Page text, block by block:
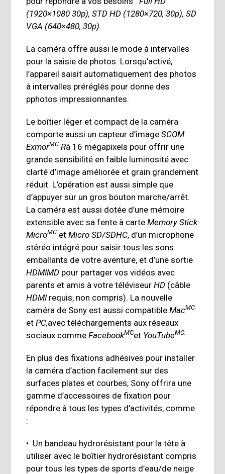
(1920×1080 30p), STD HD (1280×720, 30p), SD
VGA (640×480, 30p).
La caméra offre aussi le mode à intervalles
pour la saisie de photos. Lorsqu’activé,
l’appareil saisit automatiquement des photos
à intervalles préréglés pour donne des
pphotos impressionnantes.
Le boîtier léger et compact de la caméra
comporte aussi un capteur d’imageSCOM
ExmorMC Rà 16 mégapixels pour offrir une
grande sensibilité en faible luminosité avec
clarté d’image améliorée et grain grandement
réduit. L’opération est aussi simple que
d’appuyer sur un gros bouton marche/arrêt.
La caméra est aussi dotée d’une mémoire
extensible avec sa fente à carteMemory Stick
MicroMC etMicro SD/SDHC, d’un microphone
stéréo intégré pour saisir tous les sons
emballants de votre aventure, et d’une sortie
HDMIMD pour partager vos vidéos avec
parents et amis à votre téléviseurHD (câble
HDMIrequis, non compris). La nouvelle
caméra de Sony est aussi compatibleMacMC
etPC,avec téléchargements aux réseaux
sociaux commeFacebookMCet YouTubeMC.
En plus des fixations adhésives pour installer
la caméra d’action facilement sur des
surfaces plates et courbes, Sony offrira une
gamme d’accessoires de fixation pour
répondre à tous les types d’activités, comme
:
• Un bandeau hydrorésistant pour la tête à
utiliser avec le boîtier hydrorésistant compris
pour tous les types de sports d’eau/de neige